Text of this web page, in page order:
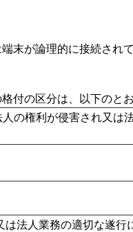
が論理的に接続され
の区分は、以下のとお
の権利が侵害され又は
法人業務の適切な遂行